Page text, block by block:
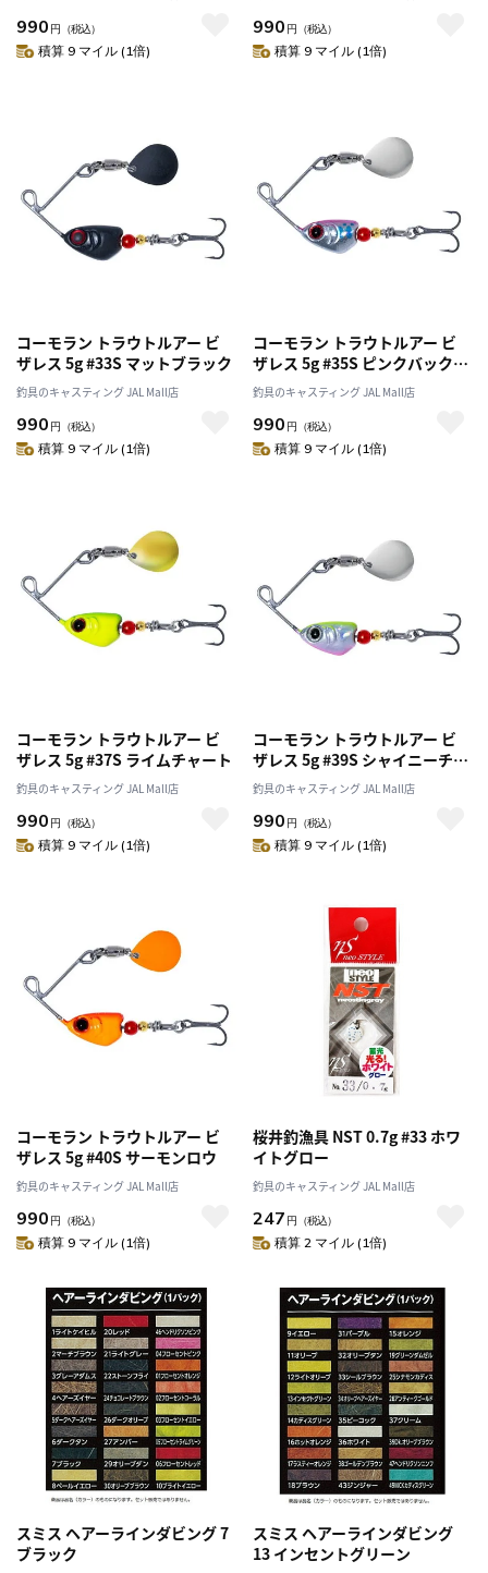
990 円 （税込）
積算 9 マイル (1倍)
990 円 （税込）
積算 9 マイル (1倍)
コーモラン トラウトルアー ビ
ザレス 5g #33S マットブラック
釣具のキャスティング JAL Mall店
990 円 （税込）
積算 9 マイル (1倍)
コーモラン トラウトルアー ビ
ザレス 5g #35S ピンクバックヤ
マメ
釣具のキャスティング JAL Mall店
990 円 （税込）
積算 9 マイル (1倍)
コーモラン トラウトルアー ビ
ザレス 5g #37S ライムチャート
釣具のキャスティング JAL Mall店
990 円 （税込）
積算 9 マイル (1倍)
コーモラン トラウトルアー ビ
ザレス 5g #39S シャイニーチャ
ート
釣具のキャスティング JAL Mall店
990 円 （税込）
積算 9 マイル (1倍)
コーモラン トラウトルアー ビ
ザレス 5g #40S サーモンロウ
釣具のキャスティング JAL Mall店
990 円 （税込）
積算 9 マイル (1倍)
桜井釣漁具 NST 0.7g #33 ホワ
イトグロー
釣具のキャスティング JAL Mall店
247 円 （税込）
積算 2 マイル (1倍)
スミス ヘアーラインダビング 7
ブラック
スミス ヘアーラインダビング
13 インセントグリーン